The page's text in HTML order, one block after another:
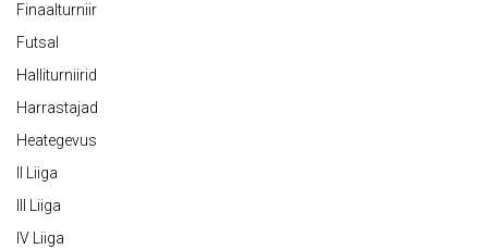
Finaalturniir
Futsal
Halliturniirid
Harrastajad
Heategevus
II Liiga
III Liiga
IV Liiga